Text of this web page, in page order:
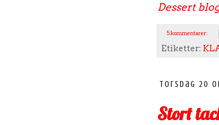
Dessert
5 kommentarer:
Etiketter:
torsdag 20
Stort